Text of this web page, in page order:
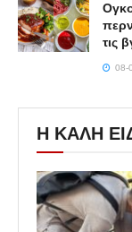
τις
08-
Η ΚΑΛΗ